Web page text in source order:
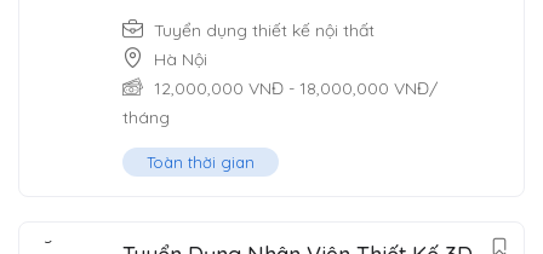
Tuyển dụng thiết kế nội thất
Hà Nội
12,000,000 VNĐ - 18,000,000 VNĐ/
tháng
Toàn thời gian